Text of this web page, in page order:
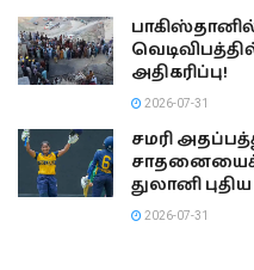
அதிகரிப்பு!
2026-07-31
சமரி
துலானி
2026-07-31